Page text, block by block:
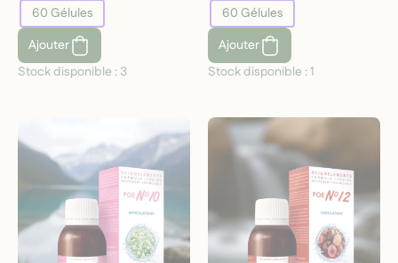
60 Gélules
Ajouter
Stock disponible : 3
60 Gélules
Ajouter
Stock disponible :1